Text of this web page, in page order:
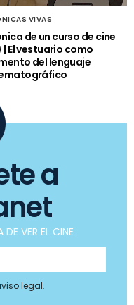
VIVAS
de un curso de cine
| El vestuario como
del lenguaje
a
VER EL CINE
legal.